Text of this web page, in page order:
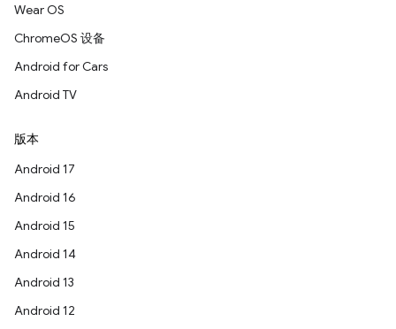
Wear OS
ChromeOS 设备
Android for Cars
Android TV
版本
Android 17
Android 16
Android 15
Android 14
Android 13
Android 12